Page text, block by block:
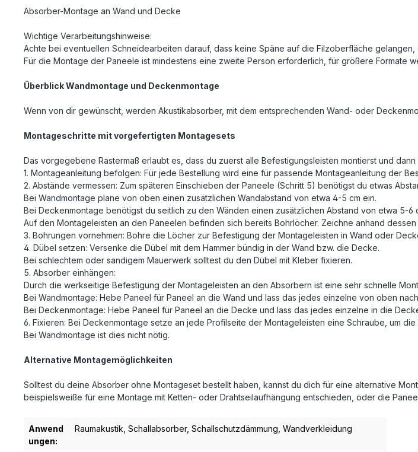
Absorber-Montage an Wand und Decke
Wichtige Verarbeitungshinweise:
Achte bei eventuellen Schneidearbeiten darauf, dass keine Späne auf die Filzoberfläche
Für die Montage der Paneele ist mindestens eine zweite Person erforderlich, für größere Formate
Überblick Wandmontage und Deckenmontage
Wenn von dir gewünscht, werden Akustikabsorber, mit dem entsprechenden Wand- oder
Montageschritte mit vorgefertigten Montagesets
Das vorgegebene Rastermaß erlaubt es, dass du zuerst alle Befestigungsleisten montierst und
1. Montageanleitung befolgen: Für jede Bestellung wird eine für passende Montageanleitung der
2. Abstände vermessen: Zum späteren Einschieben der Paneele (Schritt 5) benötigst du etwas
Bei Wandmontage plane von oben einen zusätzlichen Wandabstand von etwa 4-5 cm ein.
Bei Deckenmontage benötigst du seitlich zu den Wänden einen zusätzlichen Abstand von etwa 5-6
Auf den Montageleisten an den Paneelen befinden sich bereits Bohrlöcher. Zeichne anhand
3. Bohrungen vornehmen: Bohre die Löcher zur Befestigung der Montageleisten in Wand oder
4. Dübel setzen: Versenke die Dübel mit dem Hammer bündig in der Wand bzw. die Decke.
Bei schlechtem oder sandigem Mauerwerk solltest du den Dübel mit Kleber fixieren.
5. Absorber einhängen:
Durch die werkseitige Befestigung der Montageleisten an den Absorbern ist eine sehr schnelle
Bei Wandmontage: Hebe Paneel für Paneel an die Wand und lass das jedes einzelne von oben
Bei Deckenmontage: Hebe Paneel für Paneel an die Decke und lass das jedes einzelne in die
6. Fixieren: Bei Deckenmontage setze an jede Profilseite der Montageleisten eine Schraube, um
Bei Wandmontage ist dies nicht nötig.
Alternative Montagemöglichkeiten
Solltest du deine Absorber ohne Montageset bestellt haben, kannst du dich für eine alternative
beispielsweiße für eine Montage mit Ketten- oder Drahtseilaufhängung entschieden, oder die
Anwend
ungen:
Raumakustik , Schallabsorber, Schallschutzdämmung , Wandverkleidung